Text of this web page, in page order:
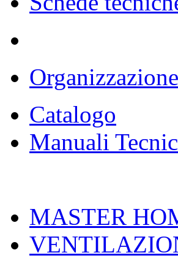
Catalogo
Manuali
MASTER